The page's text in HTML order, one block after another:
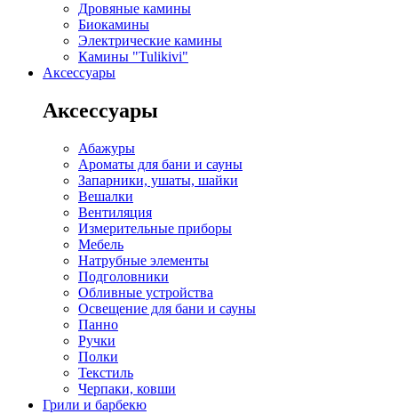
Дровяные камины
Биокамины
Электрические камины
Камины "Tulikivi"
Аксессуары
Аксессуары
Абажуры
Ароматы для бани и сауны
Запарники, ушаты, шайки
Вешалки
Вентиляция
Измерительные приборы
Мебель
Натрубные элементы
Подголовники
Обливные устройства
Освещение для бани и сауны
Панно
Ручки
Полки
Текстиль
Черпаки, ковши
Грили и барбекю